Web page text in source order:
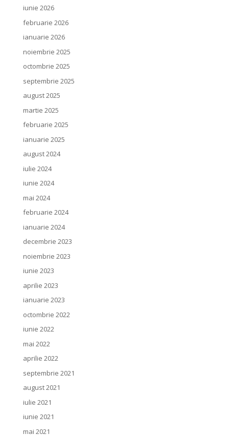
iunie 2026
februarie 2026
ianuarie 2026
noiembrie 2025
octombrie 2025
septembrie 2025
august 2025
martie 2025
februarie 2025
ianuarie 2025
august 2024
iulie 2024
iunie 2024
mai 2024
februarie 2024
ianuarie 2024
decembrie 2023
noiembrie 2023
iunie 2023
aprilie 2023
ianuarie 2023
octombrie 2022
iunie 2022
mai 2022
aprilie 2022
septembrie 2021
august 2021
iulie 2021
iunie 2021
mai 2021